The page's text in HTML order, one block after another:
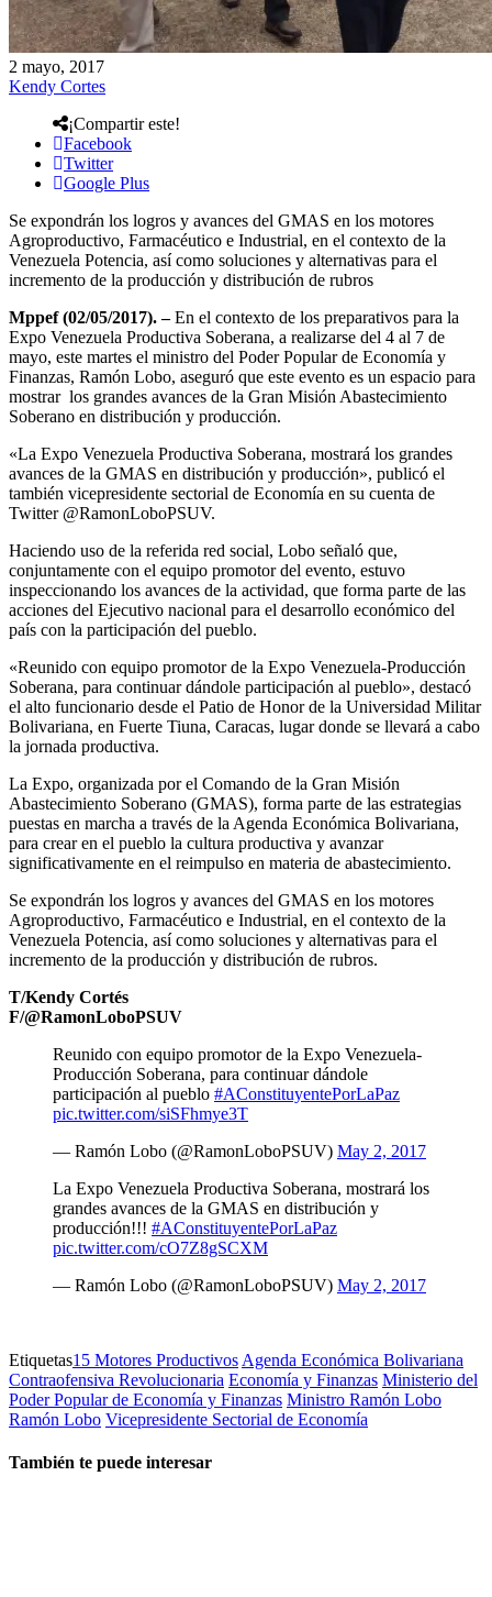
2 mayo, 2017
Kendy Cortes
¡Compartir este!
Facebook
Twitter
Google Plus
Se expondrán los logros y avances del GMAS en los motores
Agroproductivo, Farmacéutico e Industrial, en el contexto de la
Venezuela Potencia, así como soluciones y alternativas para el
incremento de la producción y distribución de rubros
Mppef (02/05/2017). –En el contexto de los preparativos para la
Expo Venezuela Productiva Soberana, a realizarse del 4 al 7 de
mayo, este martes el ministro del Poder Popular de Economía y
Finanzas, Ramón Lobo, aseguró que este evento es un espacio para
mostrar los grandes avances de la Gran Misión Abastecimiento
Soberano en distribución y producción.
«La Expo Venezuela Productiva Soberana, mostrará los grandes
avances de la GMAS en distribución y producción», publicó el
también vicepresidente sectorial de Economía en su cuenta de
Twitter @RamonLoboPSUV.
Haciendo uso de la referida red social, Lobo señaló que,
conjuntamente con el equipo promotor del evento, estuvo
inspeccionando los avances de la actividad, que forma parte de las
acciones del Ejecutivo nacional para el desarrollo económico del
país con la participación del pueblo.
«Reunido con equipo promotor de la Expo Venezuela-Producción
Soberana, para continuar dándole participación al pueblo», destacó
el alto funcionario desde el Patio de Honor de la Universidad Militar
Bolivariana, en Fuerte Tiuna, Caracas, lugar donde se llevará a cabo
la jornada productiva.
La Expo, organizada por el Comando de la Gran Misión
Abastecimiento Soberano (GMAS), forma parte de las estrategias
puestas en marcha a través de la Agenda Económica Bolivariana,
para crear en el pueblo la cultura productiva y avanzar
significativamente en el reimpulso en materia de abastecimiento.
Se expondrán los logros y avances del GMAS en los motores
Agroproductivo, Farmacéutico e Industrial, en el contexto de la
Venezuela Potencia, así como soluciones y alternativas para el
incremento de la producción y distribución de rubros.
T/Kendy Cortés
F/@RamonLoboPSUV
Reunido con equipo promotor de la Expo Venezuela-
Producción Soberana, para continuar dándole
participación al pueblo #AConstituyentePorLaPaz
pic.twitter.com/siSFhmye3T
— Ramón Lobo (@RamonLoboPSUV) May 2, 2017
La Expo Venezuela Productiva Soberana, mostrará los
grandes avances de la GMAS en distribución y
producción!!! #AConstituyentePorLaPaz
pic.twitter.com/cO7Z8gSCXM
— Ramón Lobo (@RamonLoboPSUV) May 2, 2017
Etiquetas15 Motores Productivos Agenda Económica Bolivariana
Contraofensiva Revolucionaria Economía y Finanzas Ministerio del
Poder Popular de Economía y Finanzas Ministro Ramón Lobo
Ramón Lobo Vicepresidente Sectorial de Economía
También te puede interesar